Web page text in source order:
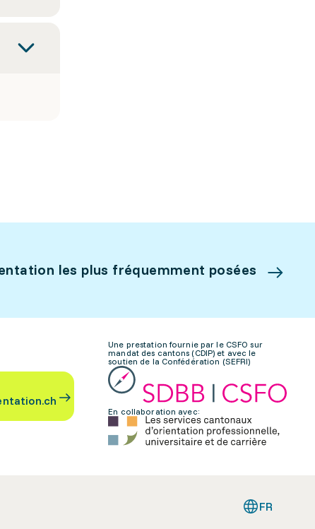
les plus fréquemment posées
Une prestation fournie par le CSFO sur
mandat des cantons (CDIP) et avec le
soutien de la Confédération (SEFRI)
En collaboration avec:
FR